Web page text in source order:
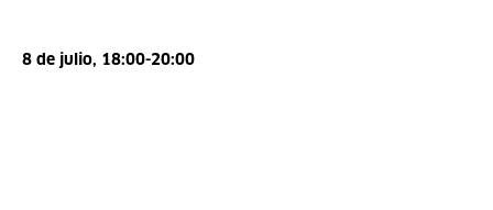
8 de julio, 18:00-20:00